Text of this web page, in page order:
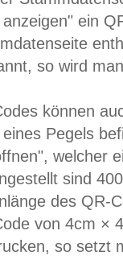
anzeigen" ein
so wird
können
eines Pegels
welcher
sind
des QR-
von 4cm ×
so setzt